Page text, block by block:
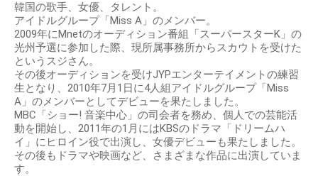
韓国の歌手、女優、タレント。
アイドルグループ「Miss A」のメンバー。
2009年にMnetのオーディション番組「スーパースターK」の
光州予選に参加した際、現所属事務所からスカウトを受けた
というスジさん。
その後オーディションを受けJYPエンターテイメントの練習
生となり、2010年7月1日に4人組アイドルグループ「Miss
A」のメンバーとしてデビューを果たしました。
MBC「ショー! 音楽中心」の司会者を務め、個人での芸能活
動を開始し、2011年の1月にはKBSのドラマ「ドリームハ
イ」にヒロイン役で出演し、女優デビューも果たしました。
その後もドラマや映画など、さまざまな作品に出演していま
す。